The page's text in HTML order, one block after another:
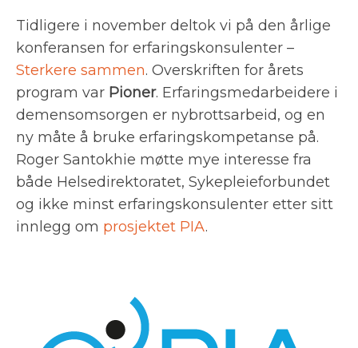
Tidligere i november deltok vi på den årlige
konferansen for erfaringskonsulenter –
Sterkere sammen. Overskriften for årets
program var Pioner. Erfaringsmedarbeidere i
demensomsorgen er nybrottsarbeid, og en
ny måte å bruke erfaringskompetanse på.
Roger Santokhie møtte mye interesse fra
både Helsedirektoratet, Sykepleieforbundet
og ikke minst erfaringskonsulenter etter sitt
innlegg om prosjektet PIA.